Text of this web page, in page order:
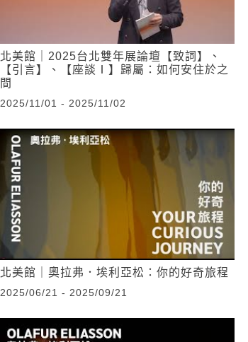
北美館｜2025台北雙年展論壇【致詞】、
【引言】、【座談Ⅰ】歸屬：如何安住於之
間
2025/11/01 - 2025/11/02
北美館｜奧拉弗．埃利亞松：你的好奇旅程
2025/06/21 - 2025/09/21